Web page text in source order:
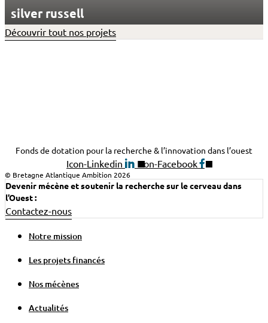
silver russell
Découvrir tout nos projets
Fonds de dotation pour la recherche & l’innovation dans l’ouest
Icon-Linkedin Icon-Facebook
© Bretagne Atlantique Ambition 2026
Devenir mécène et soutenir la recherche sur le cerveau dans
l’Ouest :
Contactez-nous
Notre mission
Les projets financés
Nos mécènes
Actualités